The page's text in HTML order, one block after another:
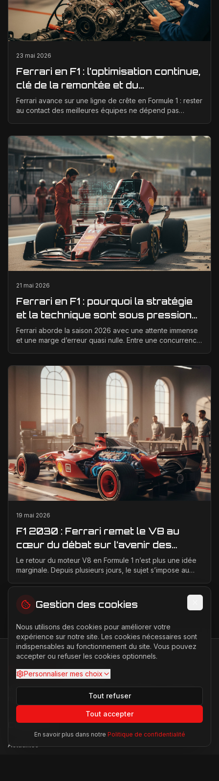
23 mai 2026
Ferrari en F1 : l’optimisation continue,
clé de la remontée et du
développement moteur
Ferrari avance sur une ligne de crête en Formule 1 : rester
au contact des meilleures équipes ne dépend pas
21 mai 2026
Ferrari en F1 : pourquoi la stratégie
et la technique sont sous pression
en 2026
Ferrari aborde la saison 2026 avec une attente immense
et une marge d’erreur quasi nulle. Entre une concurrence
19 mai 2026
F1 2030 : Ferrari remet le V8 au
cœur du débat sur l’avenir des
moteurs
Le retour du moteur V8 en Formule 1 n’est plus une idée
marginale. Depuis plusieurs jours, le sujet s’impose au
FERRARI PASSION
Votre source d'actualités sur l'univers Ferrari. F1, nouveaux
modèles, histoire légendaire.
Catégories
Actualités
Gestion des cookies
Nous utilisons des cookies pour améliorer votre
expérience sur notre site. Les cookies nécessaires sont
indispensables au fonctionnement du site. Vous pouvez
accepter ou refuser les cookies optionnels.
Personnaliser mes choix
Tout refuser
Tout accepter
En savoir plus dans notre Politique de confidentialité